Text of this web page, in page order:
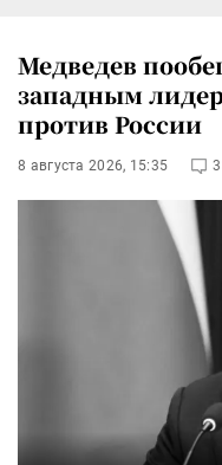
Медведев
западным
против России
8 августа 2026, 15:35